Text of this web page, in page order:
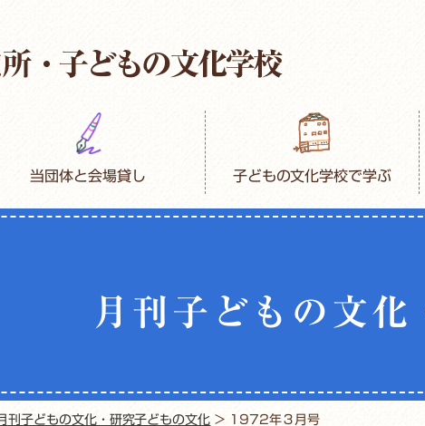
当団体と会場貸し 子どもの文化学校で学ぶ
月刊子どもの文化
刊子どもの文化・研究子どもの文化 > 1972年３月号